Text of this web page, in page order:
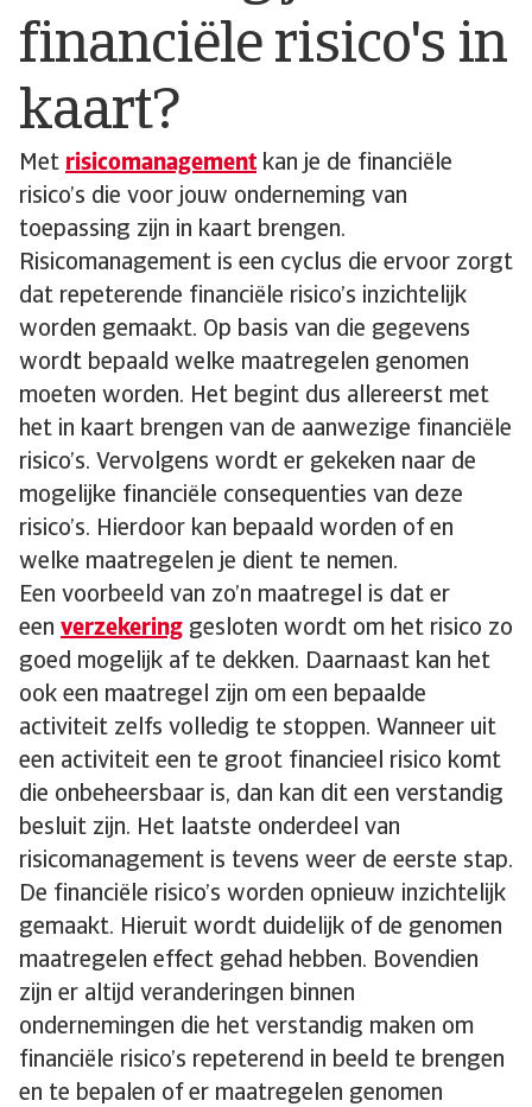
financiële risico's in
kaart?
Met risicomanagement kan je de financiële
risico’s die voor jouw onderneming van
toepassing zijn in kaart brengen.
Risicomanagement is een cyclus die ervoor zorgt
dat repeterende financiële risico’s inzichtelijk
worden gemaakt. Op basis van die gegevens
wordt bepaald welke maatregelen genomen
moeten worden. Het begint dus allereerst met
het in kaart brengen van de aanwezige financiële
risico’s. Vervolgens wordt er gekeken naar de
mogelijke financiële consequenties van deze
risico’s. Hierdoor kan bepaald worden of en
welke maatregelen je dient te nemen.
Een voorbeeld van zo’n maatregel is dat er
een verzekering gesloten wordt om het risico zo
goed mogelijk af te dekken. Daarnaast kan het
ook een maatregel zijn om een bepaalde
activiteit zelfs volledig te stoppen. Wanneer uit
een activiteit een te groot financieel risico komt
die onbeheersbaar is, dan kan dit een verstandig
besluit zijn. Het laatste onderdeel van
risicomanagement is tevens weer de eerste stap.
De financiële risico’s worden opnieuw inzichtelijk
gemaakt. Hieruit wordt duidelijk of de genomen
maatregelen effect gehad hebben. Bovendien
zijn er altijd veranderingen binnen
ondernemingen die het verstandig maken om
financiële risico’s repeterend in beeld te brengen
en te bepalen of er maatregelen genomen